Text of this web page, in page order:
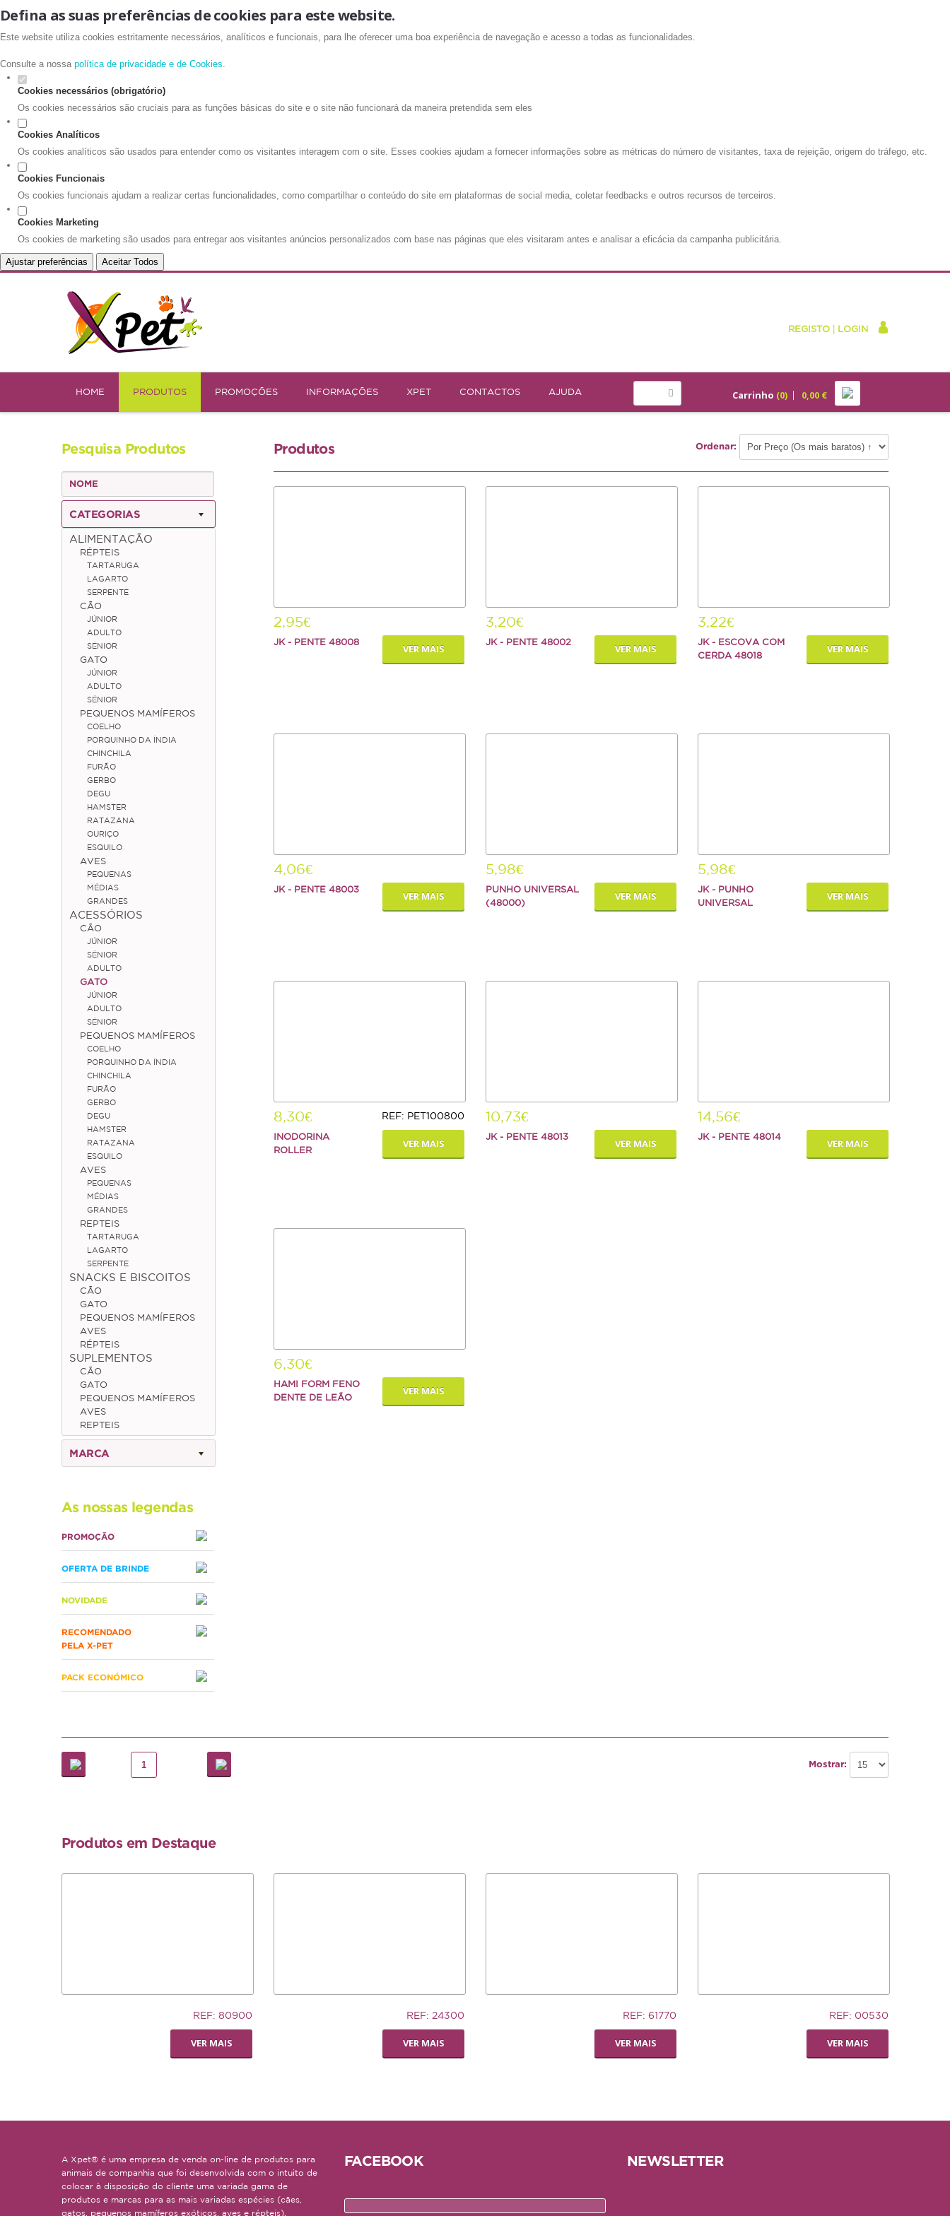
Defina as suas preferências de cookies para este website.
Este website utiliza cookies estritamente necessários, analíticos e funcionais, para lhe oferecer uma boa experiência de navegação e acesso a todas as funcionalidades.
Consulte a nossa política de privacidade e de Cookies.
Cookies necessários (obrigatório)
Os cookies necessários são cruciais para as funções básicas do site e o site não funcionará da maneira pretendida sem eles
Cookies Analíticos
Os cookies analíticos são usados para entender como os visitantes interagem com o site. Esses cookies ajudam a fornecer informações sobre as métricas do número de visitantes, taxa de rejeição, origem do tráfego, etc.
Cookies Funcionais
Os cookies funcionais ajudam a realizar certas funcionalidades, como compartilhar o conteúdo do site em plataformas de social media, coletar feedbacks e outros recursos de terceiros.
Cookies Marketing
Os cookies de marketing são usados para entregar aos visitantes anúncios personalizados com base nas páginas que eles visitaram antes e analisar a eficácia da campanha publicitária.
Ajustar preferências Aceitar Todos
REGISTO LOGIN
HOME PRODUTOS PROMOÇÕES INFORMAÇÕES XPET CONTACTOS AJUDA Carrinho (0) 0,00€
Pesquisa Produtos
CATEGORIAS
ALIMENTAÇÃO
RÉPTEIS
TARTARUGA
LAGARTO
SERPENTE
CÃO
JÚNIOR
ADULTO
SÉNIOR
GATO
JÚNIOR
ADULTO
SÉNIOR
PEQUENOS MAMÍFEROS
COELHO
PORQUINHO DA ÍNDIA
CHINCHILA
FURÃO
GERBO
DEGU
HAMSTER
RATAZANA
OURIÇO
ESQUILO
AVES
PEQUENAS
MÉDIAS
GRANDES
ACESSÓRIOS
CÃO
JÚNIOR
SÉNIOR
ADULTO
GATO
JÚNIOR
ADULTO
SÉNIOR
PEQUENOS MAMÍFEROS
COELHO
PORQUINHO DA ÍNDIA
CHINCHILA
FURÃO
GERBO
DEGU
HAMSTER
RATAZANA
ESQUILO
AVES
PEQUENAS
MÉDIAS
GRANDES
REPTEIS
TARTARUGA
LAGARTO
SERPENTE
SNACKS E BISCOITOS
CÃO
GATO
PEQUENOS MAMÍFEROS
AVES
RÉPTEIS
SUPLEMENTOS
CÃO
GATO
PEQUENOS MAMÍFEROS
AVES
REPTEIS
MARCA
As nossas legendas
PROMOÇÃO
OFERTA DE BRINDE
NOVIDADE
RECOMENDADO
PELA X-PET
PACK ECONÓMICO
Produtos Ordenar:
2,95€
JK - PENTE 48008
VER MAIS
3,20€
JK - PENTE 48002
VER MAIS
3,22€
JK - ESCOVA COM
CERDA 48018
VER MAIS
4,06€
JK - PENTE 48003
VER MAIS
5,98€
PUNHO UNIVERSAL
(48000)
VER MAIS
5,98€
JK - PUNHO
UNIVERSAL
VER MAIS
8,30€ REF: PET100800
INODORINA
ROLLER
VER MAIS
10,73€
JK - PENTE 48013
VER MAIS
14,56€
JK - PENTE 48014
VER MAIS
6,30€
HAMI FORM FENO
DENTE DE LEÃO
VER MAIS
1 Mostrar:
Produtos em Destaque
REF: 80900
VER MAIS
REF: 24300
VER MAIS
REF: 61770
VER MAIS
REF: 00530
VER MAIS
A Xpet® é uma empresa de venda on-line de produtos para
animais de companhia que foi desenvolvida com o intuito de
colocar à disposição do cliente uma variada gama de
produtos e marcas para as mais variadas espécies (cães,
gatos, pequenos mamíferos exóticos, aves e répteis).
FACEBOOK NEWSLETTER